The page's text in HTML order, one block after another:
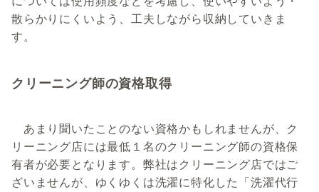
散らかりにくいよう、工夫しながら収納していきま
す。
クリーニング師の資格取得
あまり聞いたことのない資格かもしれませんが、ク
リーニング店には最低１名のクリーニング師の資格保
有者が必要となります。弊社はクリーニング店ではご
ざいませんが、ゆくゆくは洗濯に特化した「洗濯代行